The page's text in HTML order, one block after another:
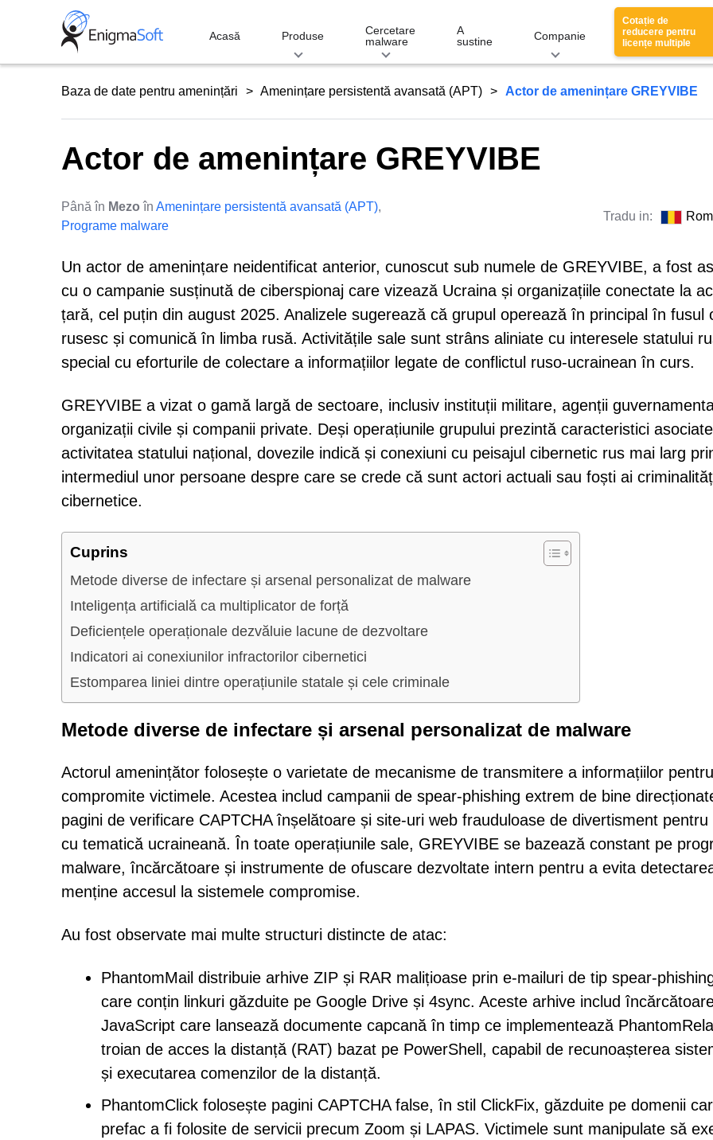
Acasă Produse
Cercetare
malware
A
sustine
Companie
Cotație de
reducere pentru
licențe multiple
Baza de date pentru amenințări Amenințare persistentă avansată (APT) Actor de amenințare GREYVIBE
Actor de amenințare GREYVIBE
Până în Mezo în Amenințare persistentă avansată (APT),
Programe malware
Tradu in:
Un actor de amenințare neidentificat anterior, cunoscut sub numele de GREYVIBE, a fost
cu o campanie susținută de ciberspionaj care vizează Ucraina și organizațiile conectate la
țară, cel puțin din august 2025. Analizele sugerează că grupul operează în principal în fusul
rusesc și comunică în limba rusă. Activitățile sale sunt strâns aliniate cu interesele statului
special cu eforturile de colectare a informațiilor legate de conflictul ruso-ucrainean în curs.
GREYVIBE a vizat o gamă largă de sectoare, inclusiv instituții militare, agenții
organizații civile și companii private. Deși operațiunile grupului prezintă caracteristici
activitatea statului național, dovezile indică și conexiuni cu peisajul cibernetic rus mai larg
intermediul unor persoane despre care se crede că sunt actori actuali sau foști ai
cibernetice.
Cuprins
Metode diverse de infectare și arsenal personalizat de malware
Inteligența artificială ca multiplicator de forță
Deficiențele operaționale dezvăluie lacune de dezvoltare
Indicatori ai conexiunilor infractorilor cibernetici
Estomparea liniei dintre operațiunile statale și cele criminale
Metode diverse de infectare și arsenal personalizat de malware
Actorul amenințător folosește o varietate de mecanisme de transmitere a informațiilor
compromite victimele. Acestea includ campanii de spear-phishing extrem de bine
pagini de verificare CAPTCHA înșelătoare și site-uri web frauduloase de divertisment pentru
cu tematică ucraineană. În toate operațiunile sale, GREYVIBE se bazează constant pe
malware, încărcătoare și instrumente de ofuscare dezvoltate intern pentru a evita
menține accesul la sistemele compromise.
Au fost observate mai multe structuri distincte de atac:
PhantomMail distribuie arhive ZIP și RAR malițioase prin e-mailuri de tip spear-
care conțin linkuri găzduite pe Google Drive și 4sync. Aceste arhive includ
JavaScript care lansează documente capcană în timp ce implementează
troian de acces la distanță (RAT) bazat pe PowerShell, capabil de recunoașterea
și executarea comenzilor de la distanță.
PhantomClick folosește pagini CAPTCHA false, în stil ClickFix, găzduite pe domenii
prefac a fi folosite de servicii precum Zoom și LAPAS. Victimele sunt manipulate să